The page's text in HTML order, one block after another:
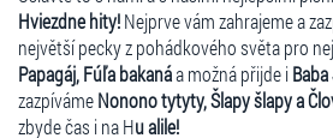
Hviezdne hity!Nejprve vám zahrajeme a
největší pecky z pohádkového světa pro
Papagáj, Fúľa bakanáa možná přijde i
zazpívámeNonono tytyty, Šlapy šlapy a
zbyde čas i na Hu alile!